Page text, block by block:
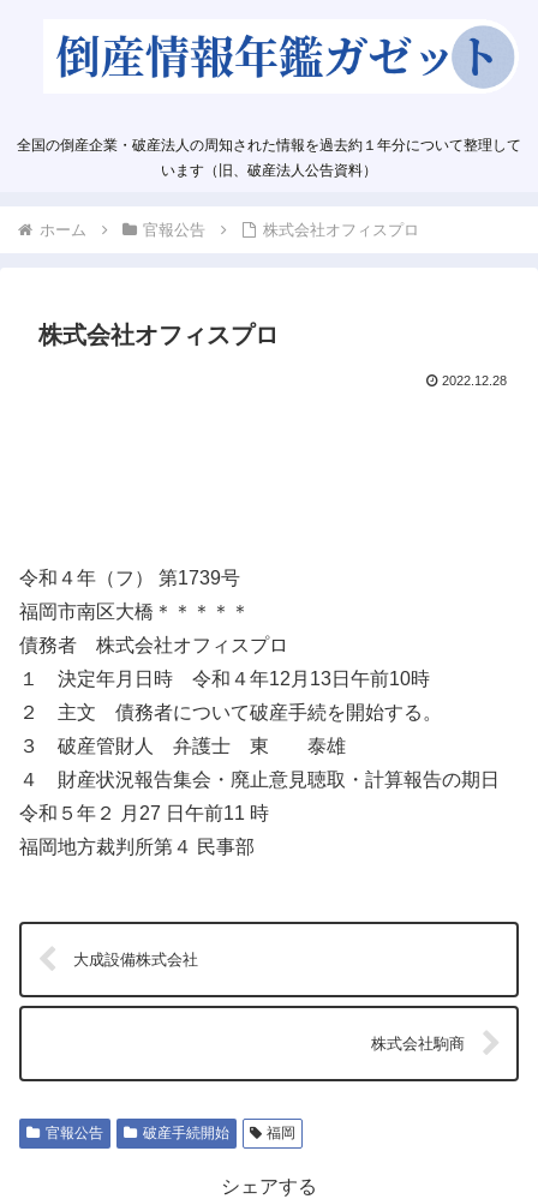
全国の倒産企業・破産法人の周知された情報を過去約１年分について整理して
います（旧、破産法人公告資料）
ホーム 官報公告 株式会社オフィスプロ
株式会社オフィスプロ
2022.12.28
令和４年（フ） 第1739号
福岡市南区大橋＊＊＊＊＊
債務者 株式会社オフィスプロ
１ 決定年月日時 令和４年12月13日午前10時
２ 主文 債務者について破産手続を開始する。
３ 破産管財人 弁護士 東 泰雄
４ 財産状況報告集会・廃止意見聴取・計算報告の期日
令和５年２ 月27 日午前11 時
福岡地方裁判所第４ 民事部
大成設備株式会社
株式会社駒商
官報公告 破産手続開始 福岡
シェアする